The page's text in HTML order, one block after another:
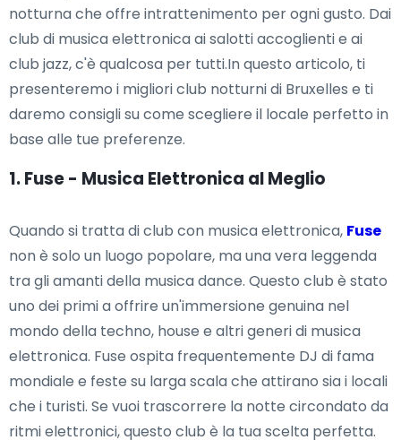
notturna che offre intrattenimento per ogni gusto. Dai
club di musica elettronica ai salotti accoglienti e ai
club jazz, c'è qualcosa per tutti.In questo articolo, ti
presenteremo i migliori club notturni di Bruxelles e ti
daremo consigli su come scegliere il locale perfetto in
base alle tue preferenze.
1. Fuse - Musica Elettronica al Meglio
Quando si tratta di club con musica elettronica, Fuse
non è solo un luogo popolare, ma una vera leggenda
tra gli amanti della musica dance. Questo club è stato
uno dei primi a offrire un'immersione genuina nel
mondo della techno, house e altri generi di musica
elettronica. Fuse ospita frequentemente DJ di fama
mondiale e feste su larga scala che attirano sia i locali
che i turisti. Se vuoi trascorrere la notte circondato da
ritmi elettronici, questo club è la tua scelta perfetta.